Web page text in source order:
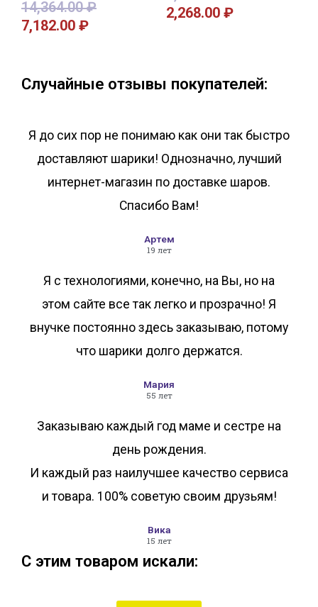
14,364.00₽
7,182.00 ₽
2,268.00 ₽
Случайные отзывы покупателей:
Я до сих пор не понимаю как они так быстро
доставляют шарики! Однозначно, лучший
интернет-магазин по доставке шаров.
Спасибо Вам!
Артем
19 лет
Я с технологиями, конечно, на Вы, но на
этом сайте все так легко и прозрачно! Я
внучке постоянно здесь заказываю, потому
что шарики долго держатся.
Мария
55 лет
Заказываю каждый год маме и сестре на
день рождения.
И каждый раз наилучшее качество сервиса
и товара. 100% советую своим друзьям!
Вика
15 лет
С этим товаром искали: